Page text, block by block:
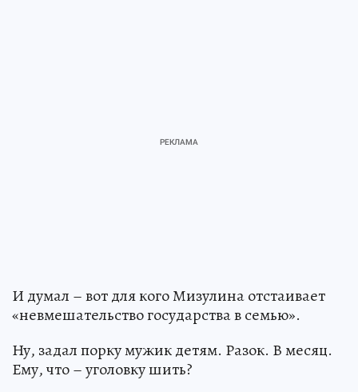
И думал – вот для кого Мизулина отстаивает
«невмешательство государства в семью».
Ну, задал порку мужик детям. Разок. В месяц.
Ему, что – уголовку шить?